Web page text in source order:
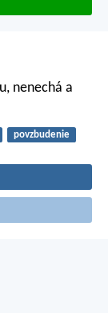
nenechá a
povzbudenie